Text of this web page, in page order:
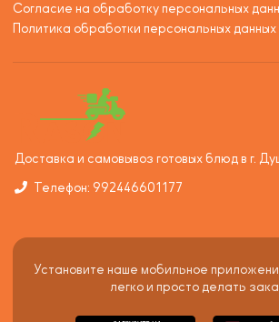
Согласие на обработку персональных
Политика обработки персональных данных
Доставка и самовывоз готовых блюд в г.
Телефон: 992446601177
Установите наше мобильное
легко и просто делать